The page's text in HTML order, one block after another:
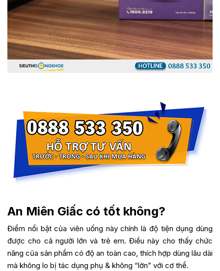
An Miên Giấc có tốt không?
Điểm nổi bật của viên uống này chính là độ tiện dụng dùng
được cho cả người lớn và trẻ em. Điều này cho thấy chức
năng của sản phẩm có độ an toàn cao, thích hợp dùng lâu dài
mà không lo bị tác dụng phụ & không “lờn” với cơ thể.